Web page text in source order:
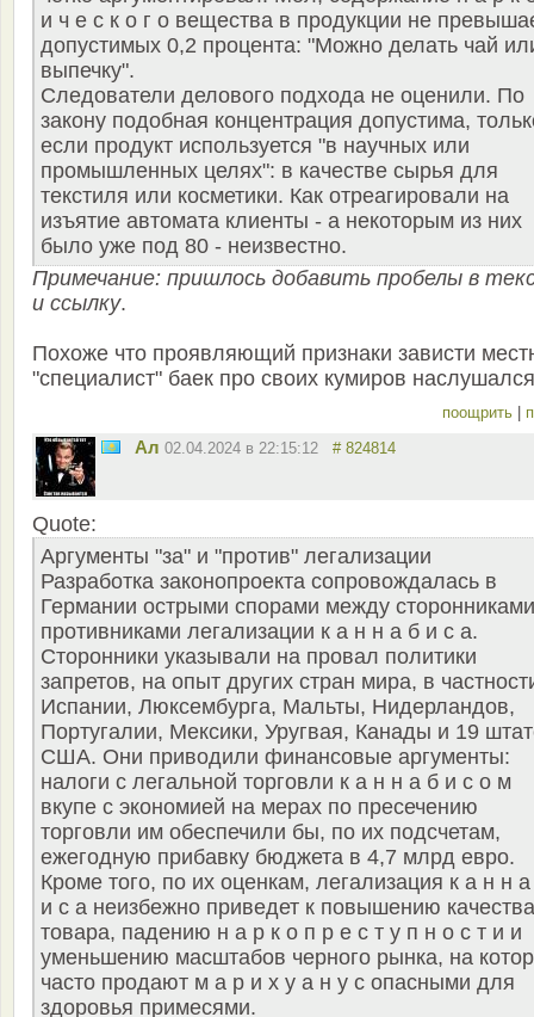
и ч е с к о г о вещества в продукции не
допустимых 0,2 процента: "Можно делать чай
выпечку".
Следователи делового подхода не оценили. По
закону подобная концентрация допустима,
если продукт используется "в научных или
промышленных целях": в качестве сырья для
текстиля или косметики. Как отреагировали на
изъятие автомата клиенты - а некоторым из них
было уже под 80 - неизвестно.
Примечание: пришлось добавить пробелы в
и ссылку.
Похоже что проявляющий признаки зависти
"специалист" баек про своих кумиров
поощрить
Ал 02.04.2024 в 22:15:12 # 824814
Quote:
Аргументы "за" и "против" легализации
Разработка законопроекта сопровождалась в
Германии острыми спорами между
противниками легализации к а н н а б и с а.
Сторонники указывали на провал политики
запретов, на опыт других стран мира, в
Испании, Люксембурга, Мальты, Нидерландов,
Португалии, Мексики, Уругвая, Канады и 19
США. Они приводили финансовые аргументы:
налоги с легальной торговли к а н н а б и с о м
вкупе с экономией на мерах по пресечению
торговли им обеспечили бы, по их подсчетам,
ежегодную прибавку бюджета в 4,7 млрд евро.
Кроме того, по их оценкам, легализация к а н н
и с а неизбежно приведет к повышению качества
товара, падению н а р к о п р е с т у п н о с т и и
уменьшению масштабов черного рынка, на
часто продают м а р и х у а н у с опасными для
здоровья примесями.